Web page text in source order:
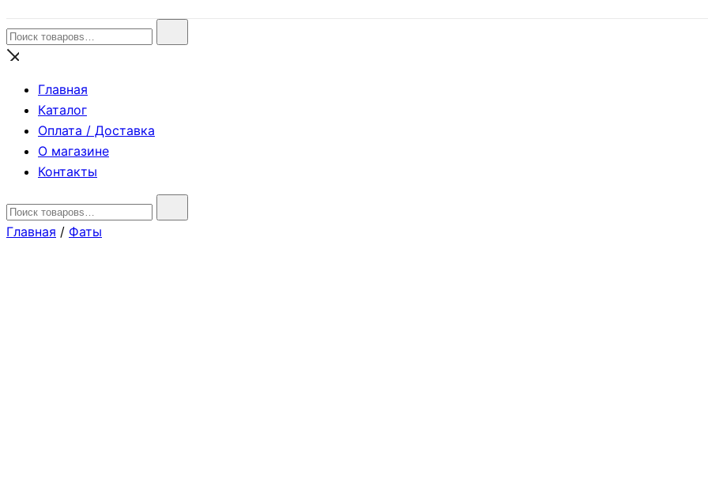
Найти:
Главная
Каталог
Оплата / Доставка
О магазине
Контакты
Найти:
Главная / Фаты